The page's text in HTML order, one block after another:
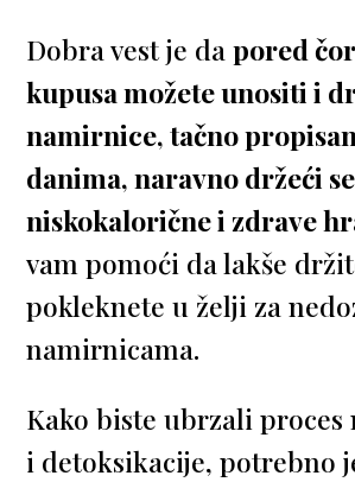
Dobra vest je dapored
kupusa možete unositi i
namirnice, tačno
danima, naravno držeći se
niskokalorične i zdrave
vam pomoći da lakše
pokleknete u želji za
namirnicama.
Kako biste ubrzali proces
i detoksikacije, potrebno